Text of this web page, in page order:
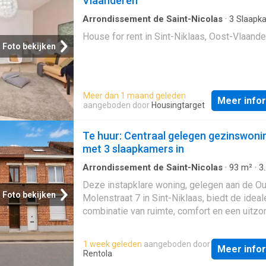
Foto bekijken
Arrondissement de Saint-Nicolas · 3
Geschakelde Woning
House for rent in Sint-Niklaas, Oost-
Meer dan 1 maand geleden
aangeboden door Housingtarget Meer
Foto bekijken
Te huur: Centraal gelegen
met 3 slaapkamers in
Arrondissement de Saint-Nicolas · 93 m² · 3
keuken
Deze instapklare woning, gelegen aan de
Molenstraat 7 in Sint-Niklaas, biedt de
combinatie van ruimte, comfort en een
u zich op een steenworp van het station
Niklaas en geniet u van een vlotte
Daarnaast liggen scholen, winkels, openbaar
1 week geleden aangeboden door
Rentola
Meer